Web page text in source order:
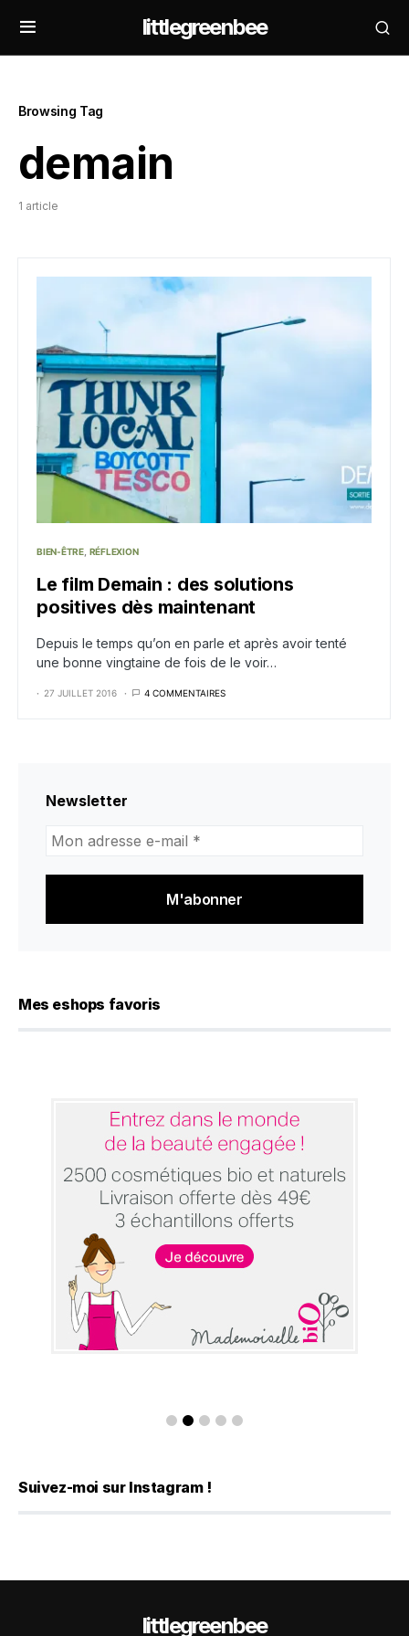
littlegreenbee
Browsing Tag
demain
1 article
BIEN-ÊTRE RÉFLEXION
Le film Demain : des solutions
positives dès maintenant
Depuis le temps qu’on en parle et après avoir tenté
une bonne vingtaine de fois de le voir…
27 JUILLET 2016 4 COMMENTAIRES
Newsletter
adresse
mail
Mes eshops favoris
Suivez-moi sur Instagram !
littlegreenbee